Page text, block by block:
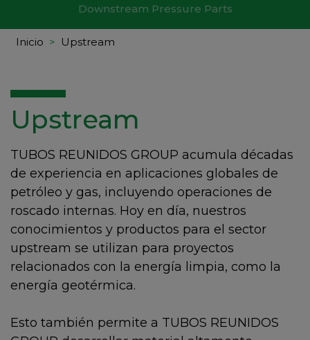
Downstream Pressure Parts
Inicio Upstream
Upstream
TUBOS REUNIDOS GROUP acumula décadas
de experiencia en aplicaciones globales de
petróleo y gas, incluyendo operaciones de
roscado internas. Hoy en día, nuestros
conocimientos y productos para el sector
upstream se utilizan para proyectos
relacionados con la energía limpia, como la
energía geotérmica.
Esto también permite a TUBOS REUNIDOS